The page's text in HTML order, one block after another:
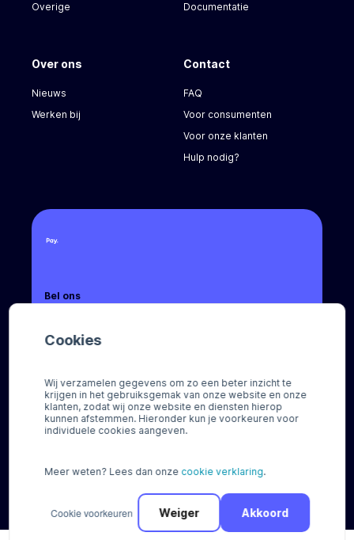
Cookies
Wij verzamelen gegevens om zo een beter inzicht te
krijgen in het gebruiksgemak van onze website en onze
klanten, zodat wij onze website en diensten hierop
kunnen afstemmen. Hieronder kun je voorkeuren voor
individuele cookies aangeven.
Meer weten? Lees dan onze cookie verklaring.
Cookie voorkeuren Akkoord
Weiger
Bel ons
Mail ons
Socials
Overige
Documentatie
Over ons
Nieuws
Werken bij
Contact
FAQ
Voor consumenten
Voor onze klanten
Hulp nodig?